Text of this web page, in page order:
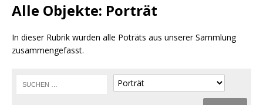
Alle Objekte: Porträt
In dieser Rubrik wurden alle Poträts aus unserer Sammlung
zusammengefasst.